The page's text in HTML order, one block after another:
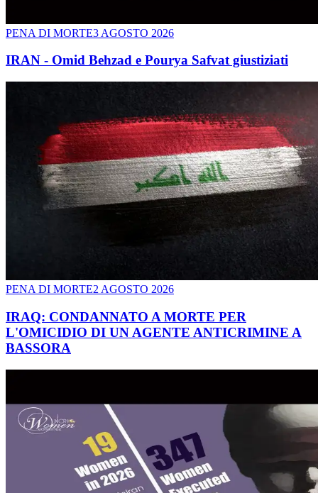
PENA DI MORTE3 AGOSTO 2026
IRAN - Omid Behzad e Pourya Safvat giustiziati
PENA DI MORTE2 AGOSTO 2026
IRAQ: CONDANNATO A MORTE PER
L'OMICIDIO DI UN AGENTE ANTICRIMINE A
BASSORA